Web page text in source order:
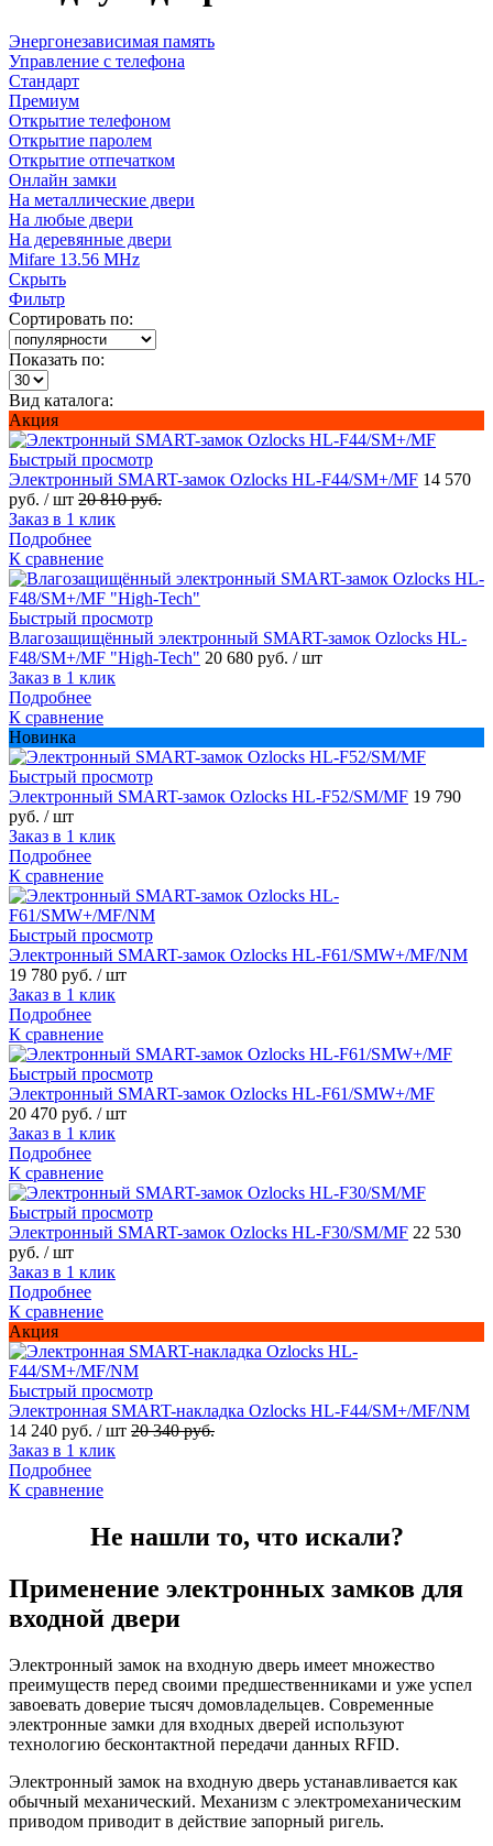
Энергонезависимая память
Управление с телефона
Стандарт
Премиум
Открытие телефоном
Открытие паролем
Открытие отпечатком
Онлайн замки
На металлические двери
На любые двери
На деревянные двери
Mifare 13.56 MHz
Скрыть
Фильтр
Сортировать по:
Показать по:
Вид каталога:
Акция
Быстрый просмотр
Электронный SMART-замок Ozlocks HL-F44/SM+/MF 14 570
руб. / шт 20 810 руб.
Заказ в 1 клик
Подробнее
К сравнение
Быстрый просмотр
Влагозащищённый электронный SMART-замок Ozlocks HL-
F48/SM+/MF "High-Tech" 20 680 руб. / шт
Заказ в 1 клик
Подробнее
К сравнение
Новинка
Быстрый просмотр
Электронный SMART-замок Ozlocks HL-F52/SM/MF 19 790
руб. / шт
Заказ в 1 клик
Подробнее
К сравнение
Быстрый просмотр
Электронный SMART-замок Ozlocks HL-F61/SMW+/MF/NM
19 780 руб. / шт
Заказ в 1 клик
Подробнее
К сравнение
Быстрый просмотр
Электронный SMART-замок Ozlocks HL-F61/SMW+/MF
20 470 руб. / шт
Заказ в 1 клик
Подробнее
К сравнение
Быстрый просмотр
Электронный SMART-замок Ozlocks HL-F30/SM/MF 22 530
руб. / шт
Заказ в 1 клик
Подробнее
К сравнение
Акция
Быстрый просмотр
Электронная SMART-накладка Ozlocks HL-F44/SM+/MF/NM
14 240 руб. / шт 20 340 руб.
Заказ в 1 клик
Подробнее
К сравнение
Не нашли то, что искали?
Применение электронных замков для
входной двери
Электронный замок на входную дверь имеет множество
преимуществ перед своими предшественниками и уже успел
завоевать доверие тысяч домовладельцев. Современные
электронные замки для входных дверей используют
технологию бесконтактной передачи данных RFID.
Электронный замок на входную дверь устанавливается как
обычный механический. Механизм с электромеханическим
приводом приводит в действие запорный ригель.